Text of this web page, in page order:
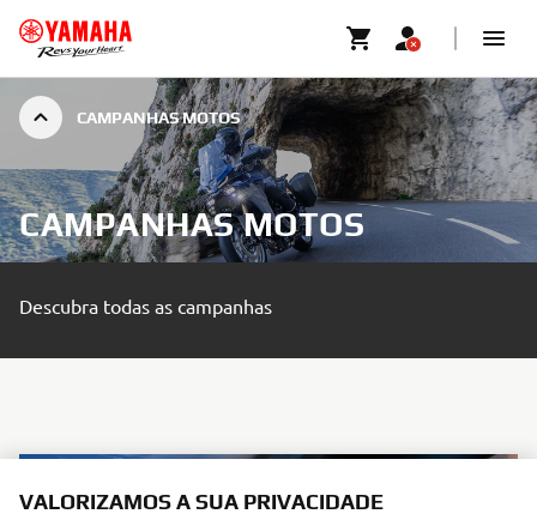
CAMPANHAS MOTOS
CAMPANHAS MOTOS
Descubra todas as campanhas
VALORIZAMOS A SUA PRIVACIDADE